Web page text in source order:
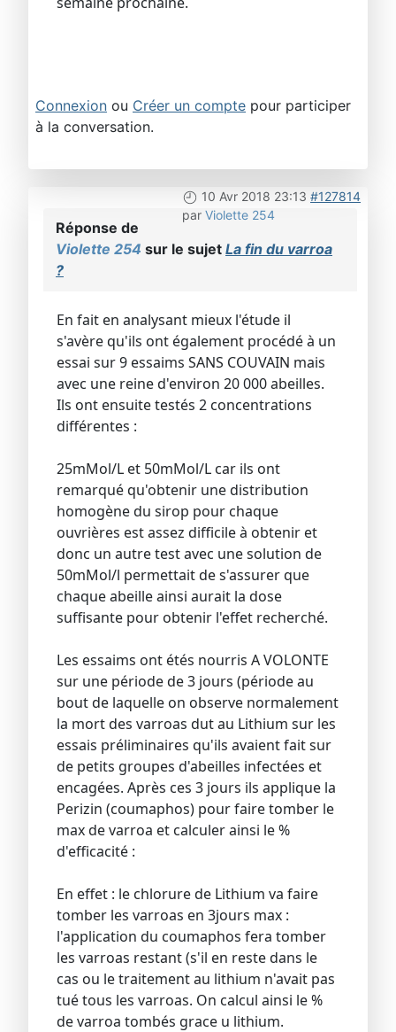
Connexion ou Créer un compte pour participer
à la conversation.
10 Avr 2018 23:13 #127814
par Violette 254
Réponse de
Violette 254 sur le sujet La fin du varroa
?
En fait en analysant mieux l'étude il
s'avère qu'ils ont également procédé à un
essai sur 9 essaims SANS COUVAIN mais
avec une reine d'environ 20 000 abeilles.
Ils ont ensuite testés 2 concentrations
différentes :
25mMol/L et 50mMol/L car ils ont
remarqué qu'obtenir une distribution
homogène du sirop pour chaque
ouvrières est assez difficile à obtenir et
donc un autre test avec une solution de
50mMol/l permettait de s'assurer que
chaque abeille ainsi aurait la dose
suffisante pour obtenir l'effet recherché.
Les essaims ont étés nourris A VOLONTE
sur une période de 3 jours (période au
bout de laquelle on observe normalement
la mort des varroas dut au Lithium sur les
essais préliminaires qu'ils avaient fait sur
de petits groupes d'abeilles infectées et
encagées. Après ces 3 jours ils applique la
Perizin (coumaphos) pour faire tomber le
max de varroa et calculer ainsi le %
d'efficacité :
En effet : le chlorure de Lithium va faire
tomber les varroas en 3jours max :
l'application du coumaphos fera tomber
les varroas restant (s'il en reste dans le
cas ou le traitement au lithium n'avait pas
tué tous les varroas. On calcul ainsi le %
de varroa tombés grace u lithium.